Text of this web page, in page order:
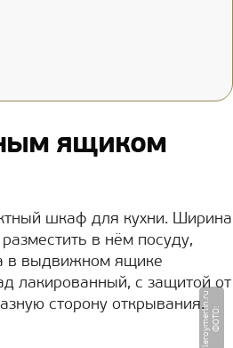
ящиком
шкаф для кухни. Ширина
в нём посуду,
в выдвижном ящике
лакированный, с защитой от
сторону открывания.
Ф
О
Т
О
:
l
e
r
o
y
m
e
r
li
n.
r
u